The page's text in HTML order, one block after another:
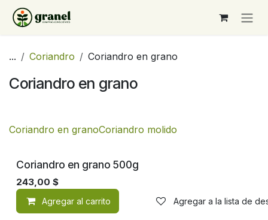
Ir al contenido
... Coriandro Coriandro en grano
Coriandro en grano
Coriandro en granoCoriandro molido
Coriandro en grano 500g
243,00 $
Agregar al carrito Agregar a la lista de